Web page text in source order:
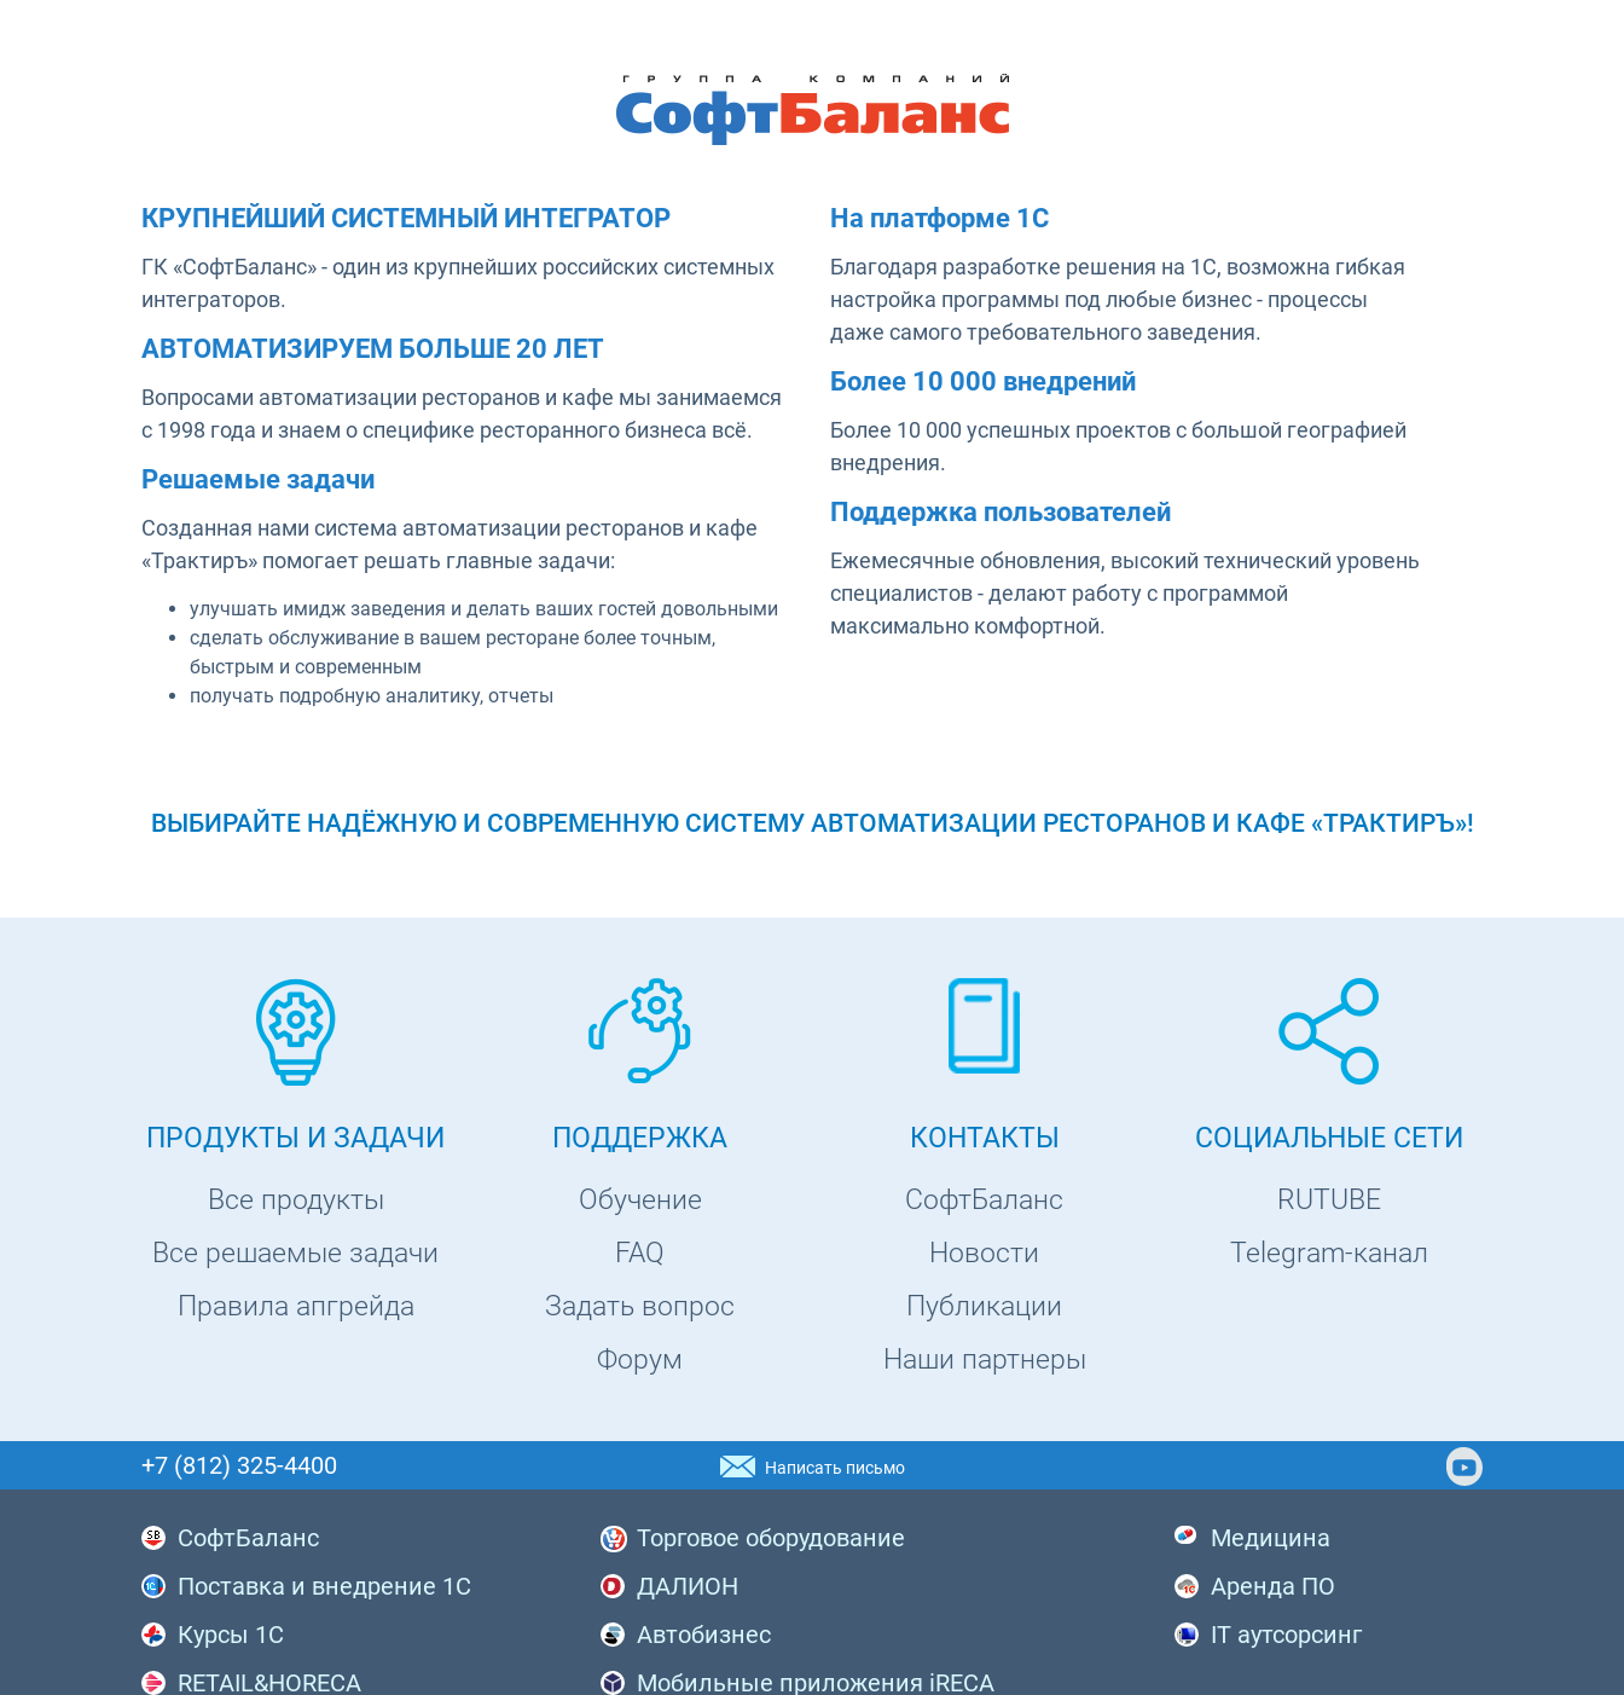
КРУПНЕЙШИЙ СИСТЕМНЫЙ ИНТЕГРАТОР
ГК «СофтБаланс» - один из крупнейших российских системных
интеграторов.
АВТОМАТИЗИРУЕМ БОЛЬШЕ 20 ЛЕТ
Вопросами автоматизации ресторанов и кафе мы занимаемся
с 1998 года и знаем о специфике ресторанного бизнеса всё.
Решаемые задачи
Созданная нами система автоматизации ресторанов и кафе
«Трактиръ» помогает решать главные задачи:
улучшать имидж заведения и делать ваших гостей довольными
сделать обслуживание в вашем ресторане более точным,
быстрым и современным
получать подробную аналитику, отчеты
На платформе 1C
Благодаря разработке решения на 1C, возможна гибкая
настройка программы под любые бизнес - процессы
даже самого требовательного заведения.
Более 10 000 внедрений
Более 10 000 успешных проектов с большой географией
внедрения.
Поддержка пользователей
Ежемесячные обновления, высокий технический уровень
специалистов - делают работу с программой
максимально комфортной.
ВЫБИРАЙТЕ НАДЁЖНУЮ И СОВРЕМЕННУЮ СИСТЕМУ АВТОМАТИЗАЦИИ РЕСТОРАНОВ И КАФЕ «ТРАКТИРЪ»!
ПРОДУКТЫ И ЗАДАЧИ
Все продукты
Все решаемые задачи
Правила апгрейда
ПОДДЕРЖКА
Обучение
FAQ
Задать вопрос
Форум
КОНТАКТЫ
СофтБаланс
Новости
Публикации
Наши партнеры
СОЦИАЛЬНЫЕ СЕТИ
RUTUBE
Telegram-канал
+7 (812) 325-4400 Написать письмо
СофтБаланс
Поставка и внедрение 1С
Курсы 1С
RETAIL&HORECA
Торговое оборудование
ДАЛИОН
Автобизнес
Мобильные приложения iRECA
Медицина
Аренда ПО
IT аутсорсинг